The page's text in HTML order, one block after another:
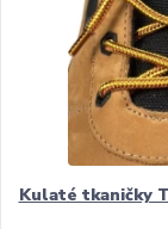
Kulaté tkaničky